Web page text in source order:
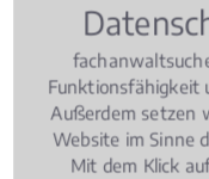
Funktionsfähigkeit
Außerdem setzen
Website im Sinne
Mit dem Klick